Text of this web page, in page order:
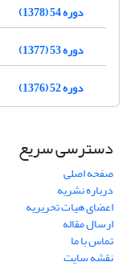
دوره 54 (1378)
دوره 53 (1377)
دوره 52 (1376)
دسترسی سریع
صفحه اصلی
درباره نشریه
اعضای هیات تحریریه
ارسال مقاله
تماس با ما
نقشه سایت